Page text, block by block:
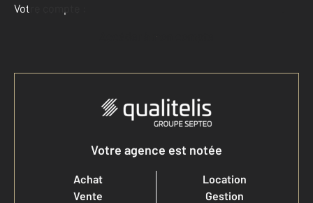
Votre compte :
Accéder à mon compte
Votre agence est notée
Achat
Vente
Location
Gestion